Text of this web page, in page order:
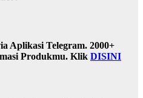
Aplikasi Telegram. 2000+
Produkmu. Klik DISINI